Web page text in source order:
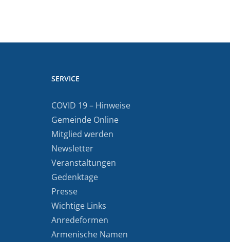
SERVICE
COVID 19 – Hinweise
Gemeinde Online
Mitglied werden
Newsletter
Veranstaltungen
Gedenktage
Presse
Wichtige Links
Anredeformen
Armenische Namen